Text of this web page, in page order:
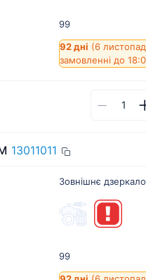
99
92 дні (6
замовленні до
13011011
Зовнішнє дзеркало
99